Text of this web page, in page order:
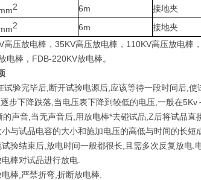
2 6m 接地夹
2 6m 接地夹
高压放电棒，35KV高压放电棒，110KV高压放电棒
电棒，FDB-220KV放电棒。
试验完毕后,断开试验电源后,应该等待一段时间后,
步下降跌落,当电压表下降到较低的电压,一般在
声音,当无声音后,用放电棒*去碰试品,Z后将试品直
与试品电容的大小和施加电压的高低与时间的长短
验结束后,放电时间一般都很长,且需多次反复放电.
棒对试品进行放电.
棒,严禁折弯,折断放电棒.